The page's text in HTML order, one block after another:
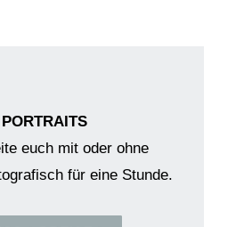
PORTRAITS
euch mit oder ohne
für eine Stunde.